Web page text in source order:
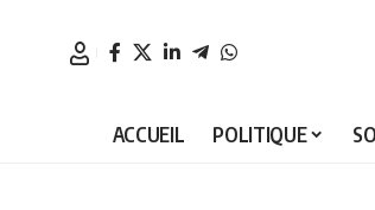
ACCUEIL POLITIQUE